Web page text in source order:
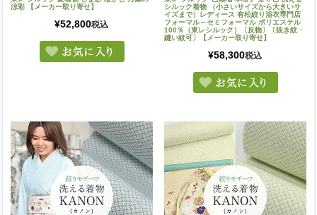
涼彩 【メーカー取り寄せ】
¥52,800税込
シルック着物 （小さいサイズから大きいサ
イズまで）レディース 有松絞り浴衣専門店
フォーマル～セミフォーマル ポリエステル
100％（東レシルック）〔反物〕〔抜き紋・
縫い紋可〕【メーカー取り寄せ】
¥58,300税込